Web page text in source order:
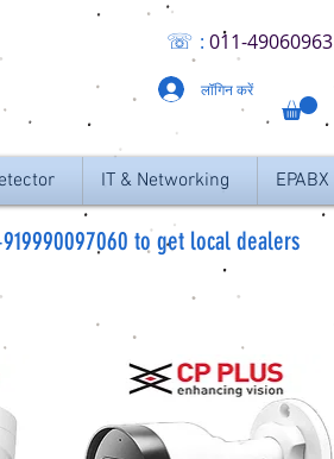
लॉगिन करें
☏ : 011-49060963
IT & Networking EPABX
to get local dealers